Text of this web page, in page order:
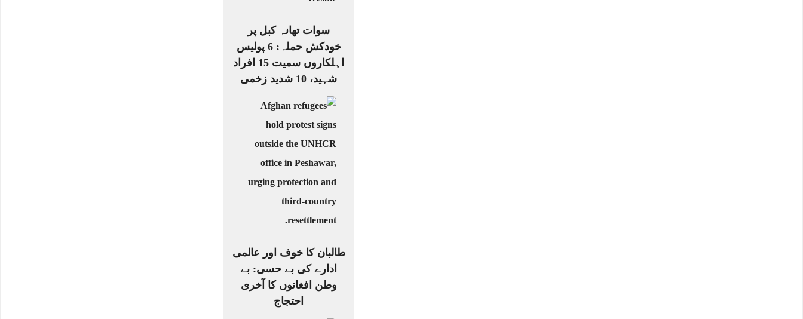
سوات تھانہ کبل پر
خودکش حملہ: 6 پولیس
اہلکاروں سمیت 15 افراد
شہید، 10 شدید زخمی
طالبان کا خوف اور عالمی
ادارے کی بے حسی: بے
وطن افغانوں کا آخری
احتجاج